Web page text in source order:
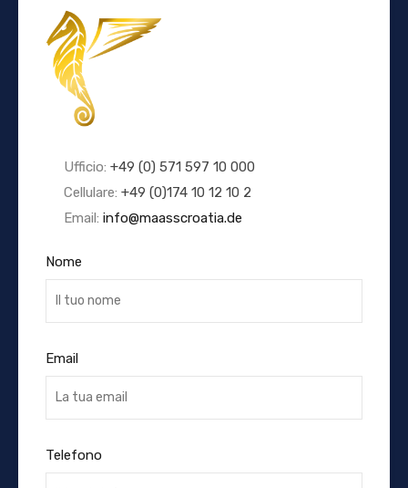
Ufficio: +49 (0) 571 597 10 000
Cellulare: +49 (0)174 10 12 10 2
Email: info@maasscroatia.de
Nome
Email
Telefono